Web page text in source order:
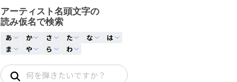
アーティスト名頭文字の
読み仮名で検索